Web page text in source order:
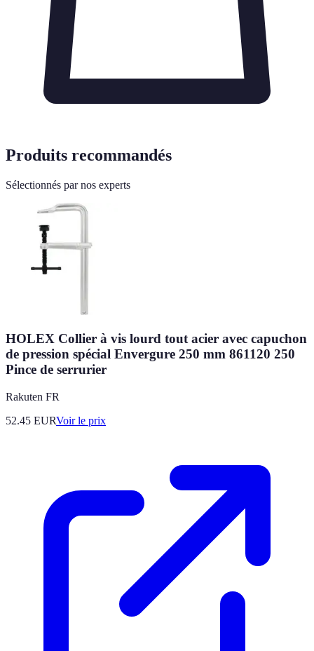
Produits recommandés
Sélectionnés par nos experts
HOLEX Collier à vis lourd tout acier avec capuchon
de pression spécial Envergure 250 mm 861120 250
Pince de serrurier
Rakuten FR
52.45 EURVoir le prix